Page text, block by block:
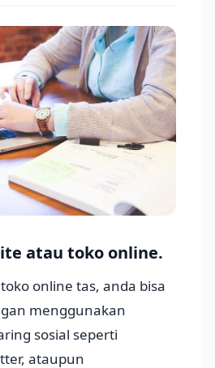
atau toko online.
online tas, anda bisa
menggunakan
sosial seperti
ataupun